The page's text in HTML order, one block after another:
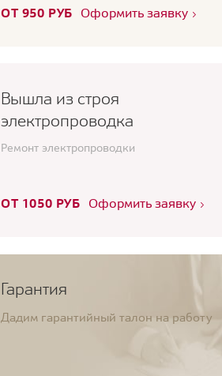
ОТ 950 РУБ Оформить заявку
Вышла из строя
электропроводка
Ремонт электропроводки
ОТ 1050 РУБ Оформить заявку
Гарантия
Дадим гарантийный талон на работу